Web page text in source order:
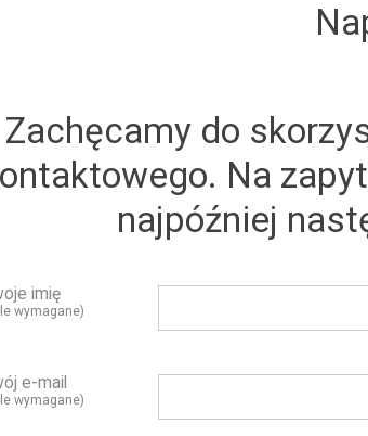
Zachęcamy do
Na
najpóźniej
imię
wymagane)
e-mail
wymagane)